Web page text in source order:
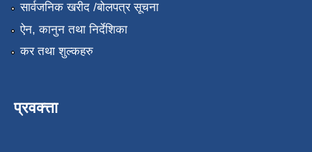
सार्वजनिक खरीद /बोलपत्र सूचना
ऐन, कानुन तथा निर्देशिका
कर तथा शुल्कहरु
प्रवक्त्ता